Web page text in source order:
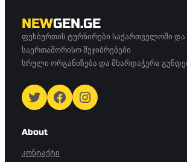
NEWGEN.GE
ფეხბურთის ტურნირები საქართველოში და
საერთაშორისო შეჯიბრებები
სრული ორგანიზება და მხარდაჭერა
Twitter Facebook Instagram
About
Კონტაქტი